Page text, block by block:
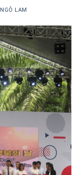
NGÔ LAM